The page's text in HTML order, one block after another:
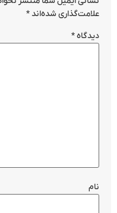
علامت‌گذاری شده‌اند *
دیدگاه*
نام